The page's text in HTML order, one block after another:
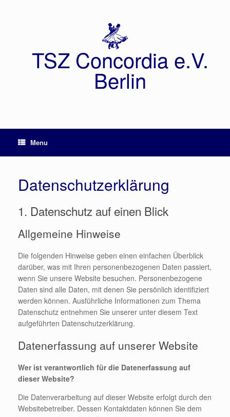
TSZ Concordia e.V.
Berlin
Menu
Datenschutzerklärung
1. Datenschutz auf einen Blick
Allgemeine Hinweise
Die folgenden Hinweise geben einen einfachen Überblick
darüber, was mit Ihren personenbezogenen Daten passiert,
wenn Sie unsere Website besuchen. Personenbezogene
Daten sind alle Daten, mit denen Sie persönlich identifiziert
werden können. Ausführliche Informationen zum Thema
Datenschutz entnehmen Sie unserer unter diesem Text
aufgeführten Datenschutzerklärung.
Datenerfassung auf unserer Website
Wer ist verantwortlich für die Datenerfassung auf
dieser Website?
Die Datenverarbeitung auf dieser Website erfolgt durch den
Websitebetreiber. Dessen Kontaktdaten können Sie dem